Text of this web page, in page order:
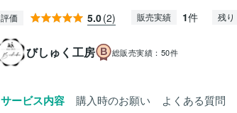
評価 5.0(2) 販売実績 1件 残り
びしゅく工房 総販売実績： 50件
サービス内容 購入時のお願い よくある質問